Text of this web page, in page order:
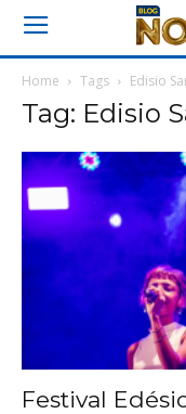
Home Tags Edisio
Tag: Edisio
Festival